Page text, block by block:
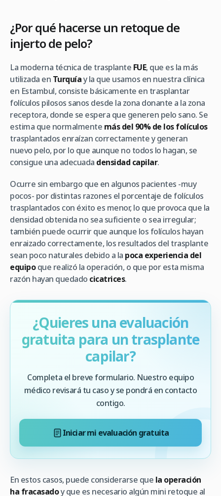
¿Por qué hacerse un retoque de
injerto de pelo?
La moderna técnica de trasplante FUE, que es la más
utilizada en Turquíay la que usamos en nuestra clínica
en Estambul, consiste básicamente en trasplantar
folículos pilosos sanos desde la zona donante a la zona
receptora, donde se espera que generen pelo sano. Se
estima que normalmente más del 90% de los folículos
trasplantados enraízan correctamente y generan
nuevo pelo, por lo que aunque no todos lo hagan, se
consigue una adecuada densidad capilar.
Ocurre sin embargo que en algunos pacientes -muy
pocos- por distintas razones el porcentaje de folículos
trasplantados con éxito es menor, lo que provoca que la
densidad obtenida no sea suficiente o sea irregular;
también puede ocurrir que aunque los folículos hayan
enraizado correctamente, los resultados del trasplante
sean poco naturales debido a la poca experiencia del
equipoque realizó la operación, o que por esta misma
razón hayan quedado cicatrices.
¿Quieres una evaluación
gratuita para un trasplante
capilar?
Completa el breve formulario. Nuestro equipo
médico revisará tu caso y se pondrá en contacto
contigo.
Iniciar mi evaluación gratuita
En estos casos, puede considerarse que la operación
ha fracasadoy que es necesario algún mini retoque al